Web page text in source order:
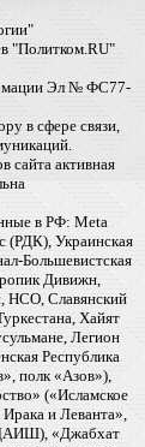
"Политком.RU"
Эл № ФС77-
в сфере связи,
сайта активная
в РФ: Meta
(РДК), Украинская
Большевистская
Дивижн,
НСО, Славянский
Хайят
Легион
Республика
полк «Азов»),
(«Исламское
и Леванта»,
«Джабхат